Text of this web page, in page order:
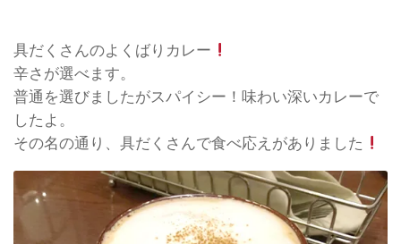
具だくさんのよくばりカレー
辛さが選べます。
普通を選びましたがスパイシー！味わい深いカレーで
したよ。
その名の通り、具だくさんで食べ応えがありました